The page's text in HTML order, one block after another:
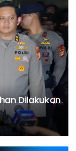
Dilakukan